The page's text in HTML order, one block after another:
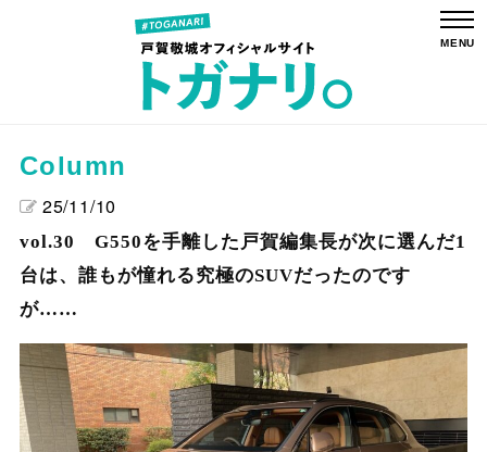
Column
25/11/10
vol.30 G550を手離した戸賀編集長が次に選んだ1
台は、誰もが憧れる究極のSUVだったのです
が……